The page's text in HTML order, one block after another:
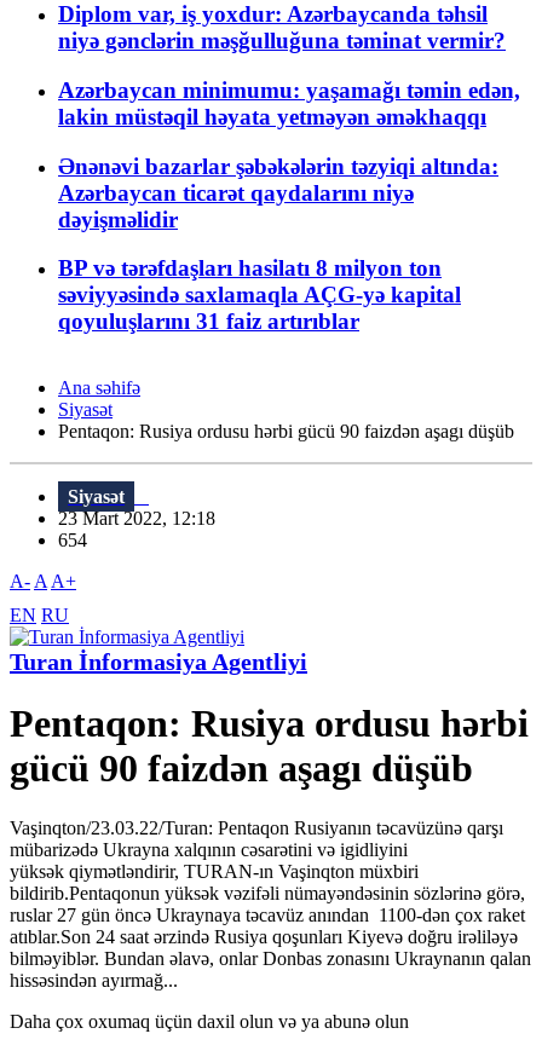
Diplom var, iş yoxdur: Azərbaycanda təhsil
niyə gənclərin məşğulluğuna təminat vermir?
Azərbaycan minimumu: yaşamağı təmin edən,
lakin müstəqil həyata yetməyən əməkhaqqı
Ənənəvi bazarlar şəbəkələrin təzyiqi altında:
Azərbaycan ticarət qaydalarını niyə
dəyişməlidir
BP və tərəfdaşları hasilatı 8 milyon ton
səviyyəsində saxlamaqla AÇG-yə kapital
qoyuluşlarını 31 faiz artırıblar
Ana səhifə
Siyasət
Pentaqon: Rusiya ordusu hərbi gücü 90 faizdən aşagı düşüb
Siyasət
23 Mart 2022, 12:18
654
A- A A+
EN RU
Turan İnformasiya Agentliyi
Pentaqon: Rusiya ordusu hərbi
gücü 90 faizdən aşagı düşüb
Vaşinqton/23.03.22/Turan: Pentaqon Rusiyanın təcavüzünə qarşı
mübarizədə Ukrayna xalqının cəsarətini və igidliyini
yüksək qiymətləndirir, TURAN-ın Vaşinqton müxbiri
bildirib.Pentaqonun yüksək vəzifəli nümayəndəsinin sözlərinə görə,
ruslar 27 gün öncə Ukraynaya təcavüz anından 1100-dən çox raket
atıblar.Son 24 saat ərzində Rusiya qoşunları Kiyevə doğru irəliləyə
bilməyiblər. Bundan əlavə, onlar Donbas zonasını Ukraynanın qalan
hissəsindən ayırmağ...
Daha çox oxumaq üçün daxil olun və ya abunə olun